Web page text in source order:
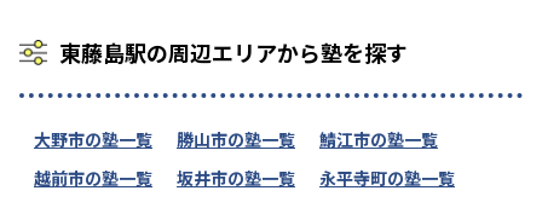
東藤島駅の周辺エリアから塾を探す
大野市の塾一覧 勝山市の塾一覧
鯖江市の塾一覧
越前市の塾一覧
坂井市の塾一覧
永平寺町の塾一覧